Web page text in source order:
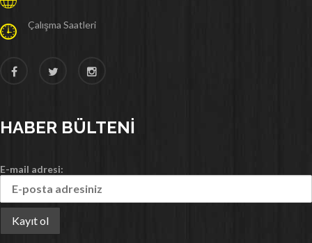
Çalışma Saatleri
HABER BÜLTENI
E-mail adresi: